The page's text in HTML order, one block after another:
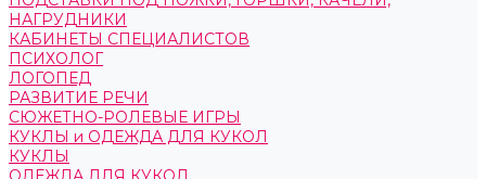
НАГРУДНИКИ
КАБИНЕТЫ СПЕЦИАЛИСТОВ
ПСИХОЛОГ
ЛОГОПЕД
РАЗВИТИЕ РЕЧИ
СЮЖЕТНО-РОЛЕВЫЕ ИГРЫ
КУКЛЫ и ОДЕЖДА ДЛЯ КУКОЛ
КУКЛЫ